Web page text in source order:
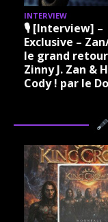
INTERVIEW
🎙 [Interview] –
Exclusive –
le grand
Zinny J. Zan &
Cody ! par le